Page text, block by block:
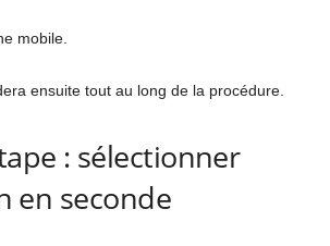
mobile.
ensuite tout au long de la procédure.
: sélectionner
en seconde